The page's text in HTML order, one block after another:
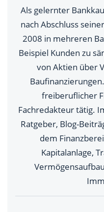
Als gelernter
nach Abschluss
2008 in mehreren
Beispiel Kunden zu
von Aktien über
freiberuflicher
Fachredakteur tätig.
Ratgeber, Blog-
dem
Kapitalanlage,